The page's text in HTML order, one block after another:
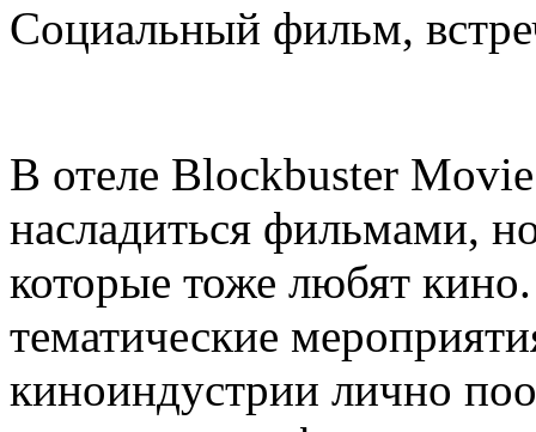
Социальный фильм,
В отеле Blockbuster
насладиться фильмами,
которые тоже любят
тематические
киноиндустрии лично